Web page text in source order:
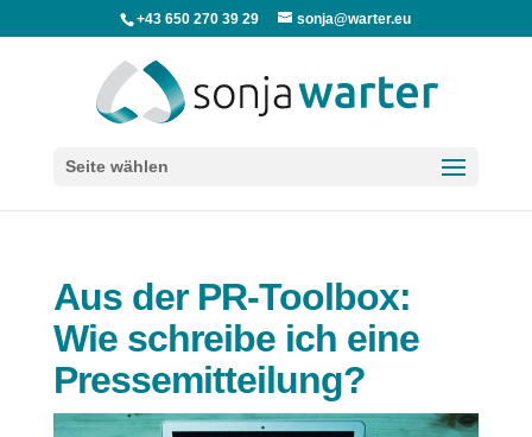
+43 650 270 39 29 sonja@warter.eu
Seite wählen
Aus der PR-Toolbox:
Wie schreibe ich eine
Pressemitteilung?